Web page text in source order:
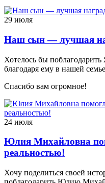
29 июля
Наш сын — лучшая
Хотелось бы поблагодарить
благодаря ему в нашей
Спасибо вам огромное!
24 июля
Юлия Михайловна
реальностью!
Хочу поделиться своей